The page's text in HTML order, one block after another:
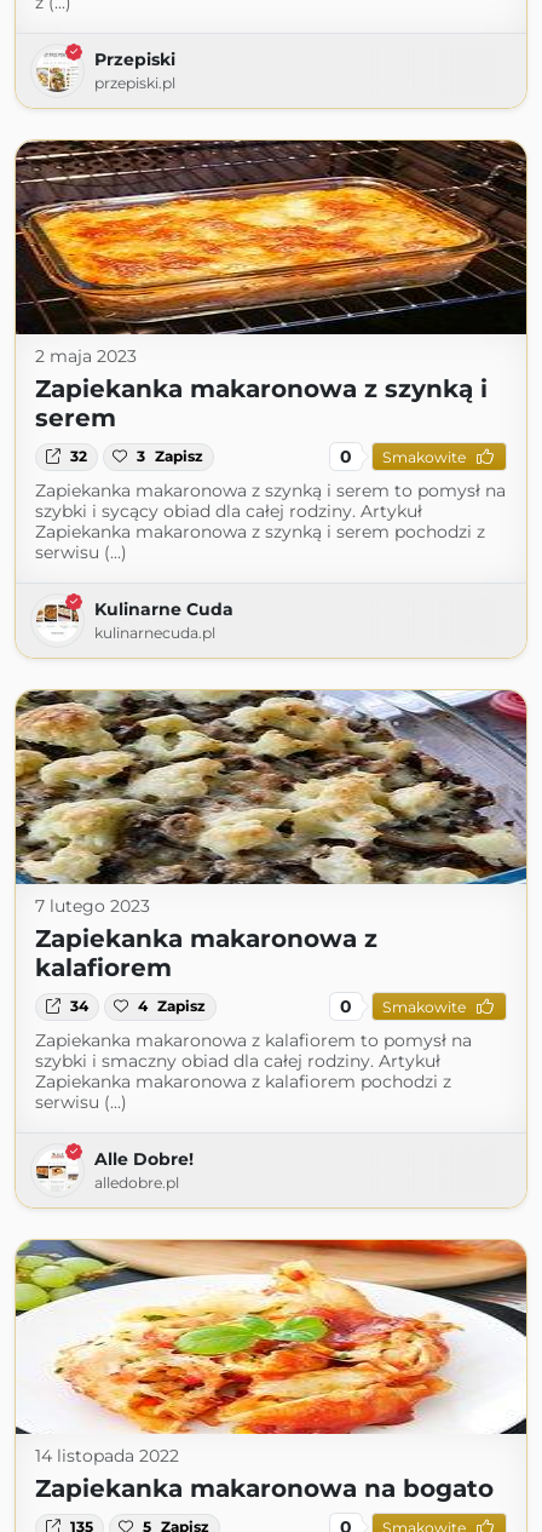
Przepiski
przepiski.pl
2 maja 2023
Zapiekanka makaronowa z szynką i
serem
32 3 Zapisz 0 Smakowite
Zapiekanka makaronowa z szynką i serem to pomysł na
szybki i sycący obiad dla całej rodziny. Artykuł
Zapiekanka makaronowa z szynką i serem pochodzi z
serwisu (...)
Kulinarne Cuda
kulinarnecuda.pl
7 lutego 2023
Zapiekanka makaronowa z
kalafiorem
34 4 Zapisz 0 Smakowite
Zapiekanka makaronowa z kalafiorem to pomysł na
szybki i smaczny obiad dla całej rodziny. Artykuł
Zapiekanka makaronowa z kalafiorem pochodzi z
serwisu (...)
Alle Dobre!
alledobre.pl
14 listopada 2022
Zapiekanka makaronowa na bogato
135 5 Zapisz 0 Smakowite